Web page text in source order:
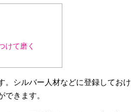
けて磨く
。シルバー人材などに登録しておけ
きます。